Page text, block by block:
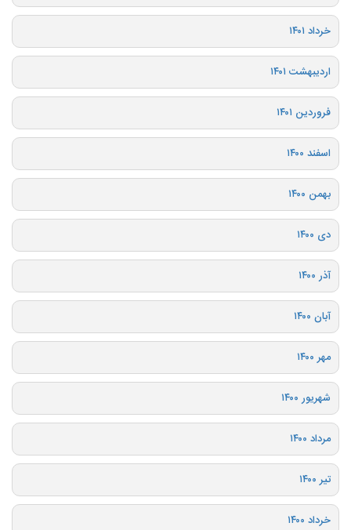
خرداد ۱۴۰۱
اردیبهشت ۱۴۰۱
فروردین ۱۴۰۱
اسفند ۱۴۰۰
بهمن ۱۴۰۰
دی ۱۴۰۰
آذر ۱۴۰۰
آبان ۱۴۰۰
مهر ۱۴۰۰
شهریور ۱۴۰۰
مرداد ۱۴۰۰
تیر ۱۴۰۰
خرداد ۱۴۰۰